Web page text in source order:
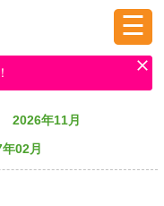
☰
2026年11月
年02月